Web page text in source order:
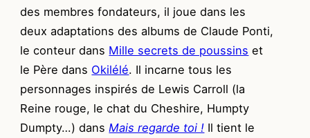
des membres fondateurs, il joue dans les
deux adaptations des albums de Claude Ponti,
le conteur dans Mille secrets de poussins et
le Père dans Okilélé. Il incarne tous les
personnages inspirés de Lewis Carroll (la
Reine rouge, le chat du Cheshire, Humpty
Dumpty…) dans Mais regarde toi ! Il tient le